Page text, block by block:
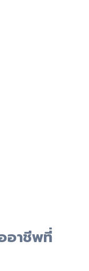
อาชีพที่